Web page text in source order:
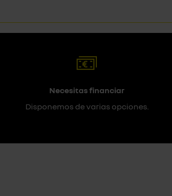
Necesitas financiar
Disponemos de varias opciones.